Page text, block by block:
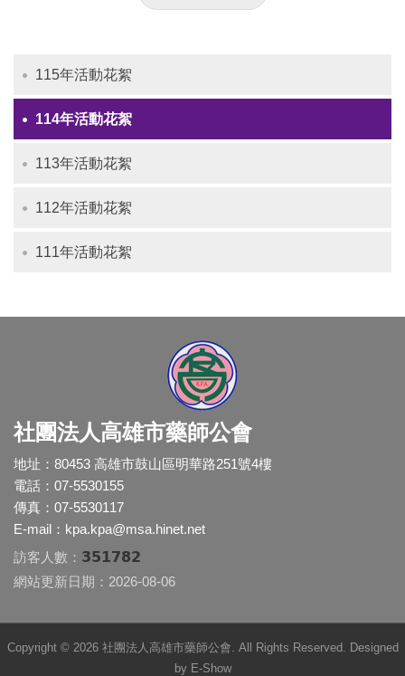
115年活動花絮
114年活動花絮
113年活動花絮
112年活動花絮
111年活動花絮
社團法人高雄市藥師公會
地址：80453 高雄市鼓山區明華路251號4樓
電話：07-5530155
傳真：07-5530117
E-mail： kpa.kpa@msa.hinet.net
訪客人數： 351782
網站更新日期：2026-08-06
Copyright © 2026 社團法人高雄市藥師公會. All Rights Reserved. Designed
by E-Show